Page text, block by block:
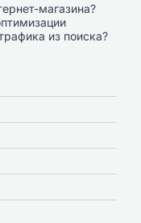
магазина?
из поиска?